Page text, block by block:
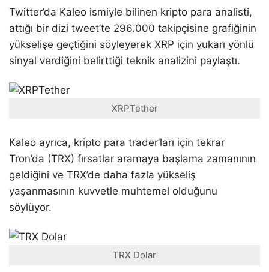
Twitter’da Kaleo ismiyle bilinen kripto para analisti,
attığı bir dizi tweet’te 296.000 takipçisine grafiğinin
yükselişe geçtiğini söyleyerek XRP için yukarı yönlü
sinyal verdiğini belirttiği teknik analizini paylaştı.
XRPTether
Kaleo ayrıca, kripto para trader’ları için tekrar
Tron’da (TRX) fırsatlar aramaya başlama zamanının
geldiğini ve TRX’de daha fazla yükseliş
yaşanmasının kuvvetle muhtemel olduğunu
söylüyor.
TRX Dolar